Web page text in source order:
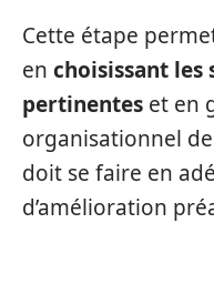
Cette étape
en choisissant
pertinentes et en
organisationnel
doit se faire en
d’amélioration